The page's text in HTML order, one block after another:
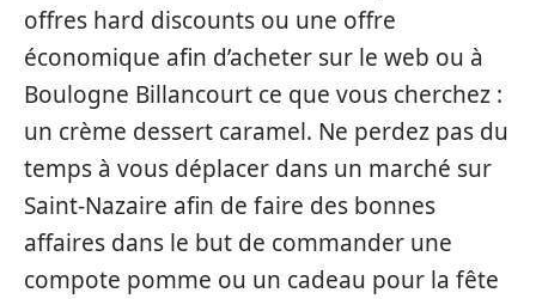
offres hard discounts ou une offre
économique afin d’acheter sur le web ou à
Boulogne Billancourt ce que vous cherchez :
un crème dessert caramel. Ne perdez pas du
temps à vous déplacer dans un marché sur
Saint-Nazaire afin de faire des bonnes
affaires dans le but de commander une
compote pomme ou un cadeau pour la fête